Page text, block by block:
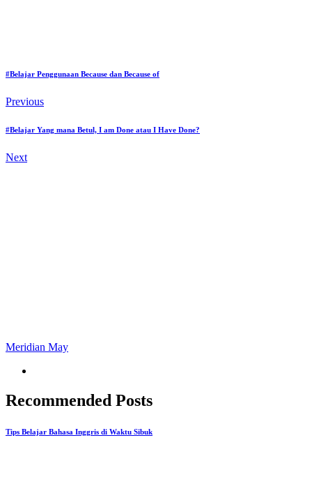
#Belajar Penggunaan Because dan Because of
Previous
#Belajar Yang mana Betul, I am Done atau I Have Done?
Next
Meridian May
Recommended Posts
Tips Belajar Bahasa Inggris di Waktu Sibuk